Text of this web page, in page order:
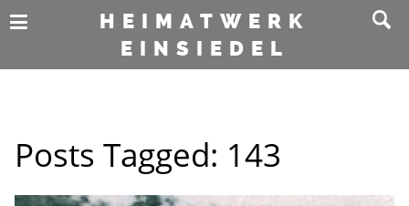
HEIMATWERK
EINSIEDEL
Posts Tagged: 143